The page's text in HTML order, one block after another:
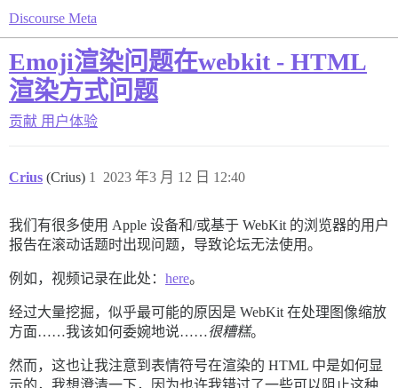
Discourse Meta
Emoji渲染问题在webkit - HTML
渲染方式问题
贡献 用户体验
Crius (Crius) 2023 年3 月 12 日 12:40
1
我们有很多使用 Apple 设备和/或基于 WebKit 的浏览器的用户
报告在滚动话题时出现问题，导致论坛无法使用。
例如，视频记录在此处： here。
经过大量挖掘，似乎最可能的原因是 WebKit 在处理图像缩放
方面……我该如何委婉地说……很糟糕。
然而，这也让我注意到表情符号在渲染的 HTML 中是如何显
示的，我想澄清一下，因为也许我错过了一些可以阻止这种